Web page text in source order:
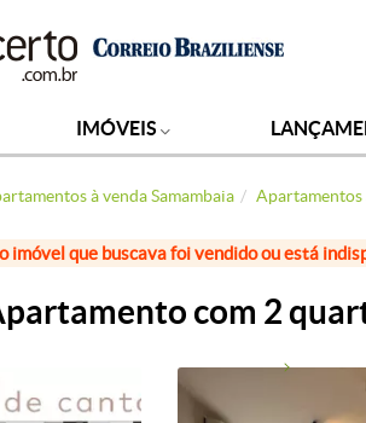
IMÓVEIS
à venda Samambaia Apartamentos
imóvel que buscava foi vendido ou está
com 2